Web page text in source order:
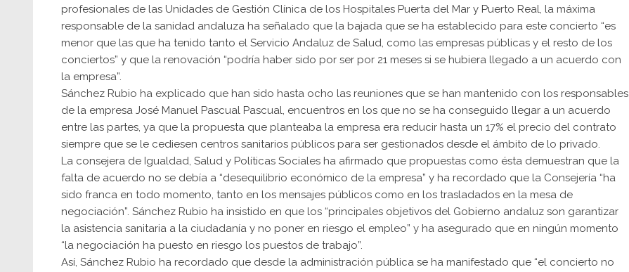
profesionales de las Unidades de Gestión Clínica de los Hospitales Puerta del Mar y Puerto Real, la máxima
responsable de la sanidad andaluza ha señalado que la bajada que se ha establecido para este concierto “es
menor que las que ha tenido tanto el Servicio Andaluz de Salud, como las empresas públicas y el resto de los
conciertos” y que la renovación “podría haber sido por ser por 21 meses si se hubiera llegado a un acuerdo con
la empresa”.
Sánchez Rubio ha explicado que han sido hasta ocho las reuniones que se han mantenido con los responsables
de la empresa José Manuel Pascual Pascual, encuentros en los que no se ha conseguido llegar a un acuerdo
entre las partes, ya que la propuesta que planteaba la empresa era reducir hasta un 17% el precio del contrato
siempre que se le cediesen centros sanitarios públicos para ser gestionados desde el ámbito de lo privado.
La consejera de Igualdad, Salud y Políticas Sociales ha afirmado que propuestas como ésta demuestran que la
falta de acuerdo no se debía a “desequilibrio económico de la empresa” y ha recordado que la Consejería “ha
sido franca en todo momento, tanto en los mensajes públicos como en los trasladados en la mesa de
negociación”. Sánchez Rubio ha insistido en que los “principales objetivos del Gobierno andaluz son garantizar
la asistencia sanitaria a la ciudadanía y no poner en riesgo el empleo” y ha asegurado que en ningún momento
“la negociación ha puesto en riesgo los puestos de trabajo”.
Así, Sánchez Rubio ha recordado que desde la administración pública se ha manifestado que “el concierto no